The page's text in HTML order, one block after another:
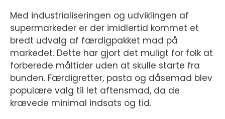
Med industrialiseringen og udviklingen af
supermarkeder er der imidlertid kommet et
bredt udvalg af færdigpakket mad på
markedet. Dette har gjort det muligt for folk at
forberede måltider uden at skulle starte fra
bunden. Færdigretter, pasta og dåsemad blev
populære valg til let aftensmad, da de
krævede minimal indsats og tid.